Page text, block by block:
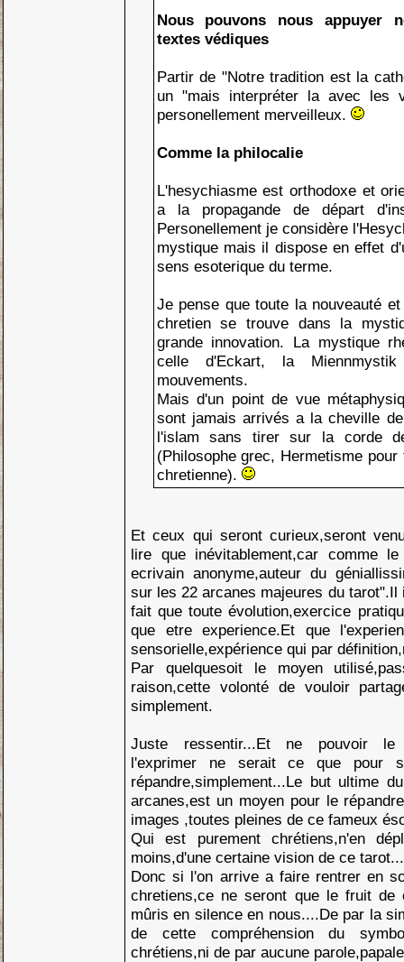
Nous pouvons nous appuyer
textes védiques
Partir de "Notre tradition est la
un "mais interpréter la avec les
personellement merveilleux.
Comme la philocalie
L'hesychiasme est orthodoxe et
a la propagande de départ
Personellement je considère
mystique mais il dispose en effet
sens esoterique du terme.
Je pense que toute la nouveauté
chretien se trouve dans la
grande innovation. La mystique
celle d'Eckart, la
mouvements.
Mais d'un point de vue
sont jamais arrivés a la cheville
l'islam sans tirer sur la corde
(Philosophe grec, Hermetisme
chretienne).
Et ceux qui seront curieux,seront
lire que inévitablement,car comme
ecrivain anonyme,auteur du
sur les 22 arcanes majeures du
fait que toute évolution,exercice
que etre experience.Et que
sensorielle,expérience qui par
Par quelquesoit le moyen
raison,cette volonté de vouloir
simplement.
Juste ressentir...Et ne pouvoir le
l'exprimer ne serait ce que pour
répandre,simplement...Le but ultime
arcanes,est un moyen pour le
images ,toutes pleines de ce fameux
Qui est purement chrétiens,n'en
moins,d'une certaine vision de ce
Donc si l'on arrive a faire rentrer en
chretiens,ce ne seront que le fruit de
mûris en silence en nous....De par la
de cette compréhension du
chrétiens,ni de par aucune